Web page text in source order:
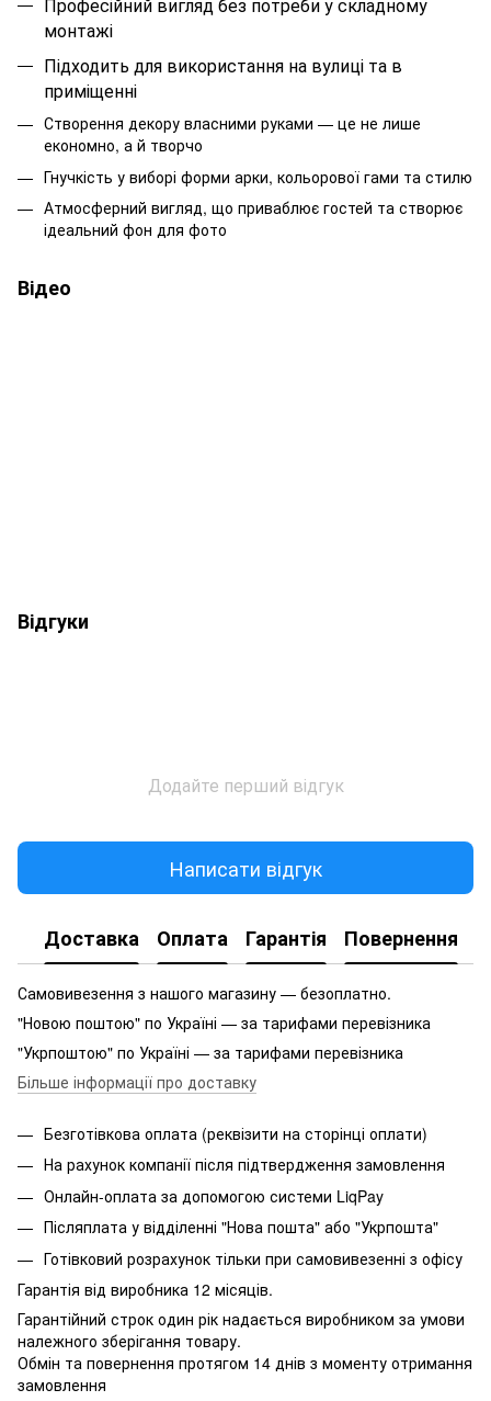
Професійний вигляд без потреби у складному
монтажі
Підходить для використання на вулиці та в
приміщенні
Створення декору власними руками — це не лише
економно, а й творчо
Гнучкість у виборі форми арки, кольорової гами та стилю
Атмосферний вигляд, що приваблює гостей та створює
ідеальний фон для фото
Відео
Відгуки
Додайте перший відгук
Написати відгук
Доставка Оплата Гарантія Повернення
Самовивезення з нашого магазину — безоплатно.
"Новою поштою" по Україні — за тарифами перевізника
"Укрпоштою" по Україні — за тарифами перевізника
Більше інформації про доставку
Безготівкова оплата (реквізити на сторінці оплати)
На рахунок компанії після підтвердження замовлення
Онлайн-оплата за допомогою системи LiqPay
Післяплата у відділенні "Нова пошта" або "Укрпошта"
Готівковий розрахунок тільки при самовивезенні з офісу
Гарантія від виробника 12 місяців.
Гарантійний строк один рік надається виробником за умови
належного зберігання товару.
Обмін та повернення протягом 14 днів з моменту отримання
замовлення